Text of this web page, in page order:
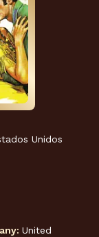
Unidos
United